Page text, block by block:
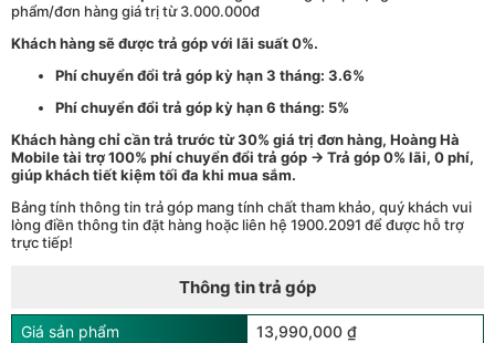
phẩm/đơn hàng giá trị từ 3.000.000đ
Khách hàng sẽ được trả góp với lãi suất 0%.
Phí chuyển đổi trả góp kỳ hạn 3 tháng: 3.6%
Phí chuyển đổi trả góp kỳ hạn 6 tháng: 5%
Khách hàng chỉ cần trả trước từ 30% giá trị đơn hàng, Hoàng Hà
Mobile tài trợ 100% phí chuyển đổi trả góp → Trả góp 0% lãi, 0 phí,
giúp khách tiết kiệm tối đa khi mua sắm.
Bảng tính thông tin trả góp mang tính chất tham khảo, quý khách vui
lòng điền thông tin đặt hàng hoặc liên hệ 1900.2091 để được hỗ trợ
trực tiếp!
Thông tin trả góp
Giá sản phẩm
13,990,000 ₫